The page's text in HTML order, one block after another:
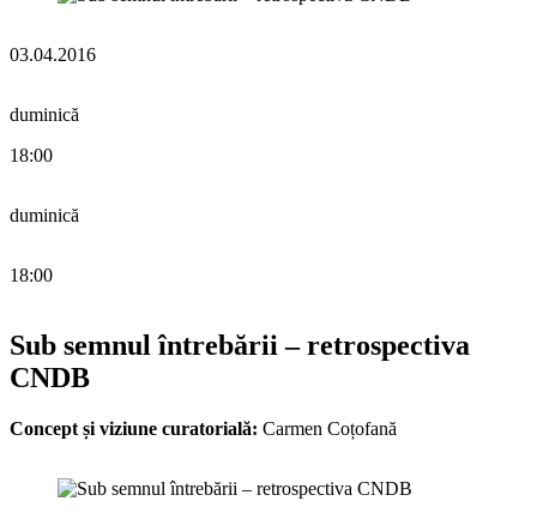
03.04.2016
duminică
18:00
duminică
18:00
Sub semnul întrebării – retrospectiva
CNDB
Concept și viziune curatorială: Carmen Coțofană